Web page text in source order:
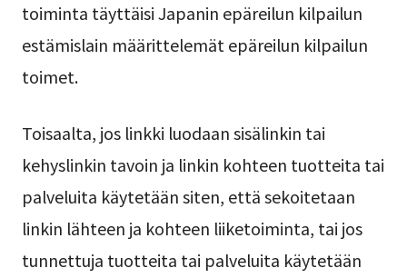
toiminta täyttäisi Japanin epäreilun kilpailun
estämislain määrittelemät epäreilun kilpailun
toimet.
Toisaalta, jos linkki luodaan sisälinkin tai
kehyslinkin tavoin ja linkin kohteen tuotteita tai
palveluita käytetään siten, että sekoitetaan
linkin lähteen ja kohteen liiketoiminta, tai jos
tunnettuja tuotteita tai palveluita käytetään